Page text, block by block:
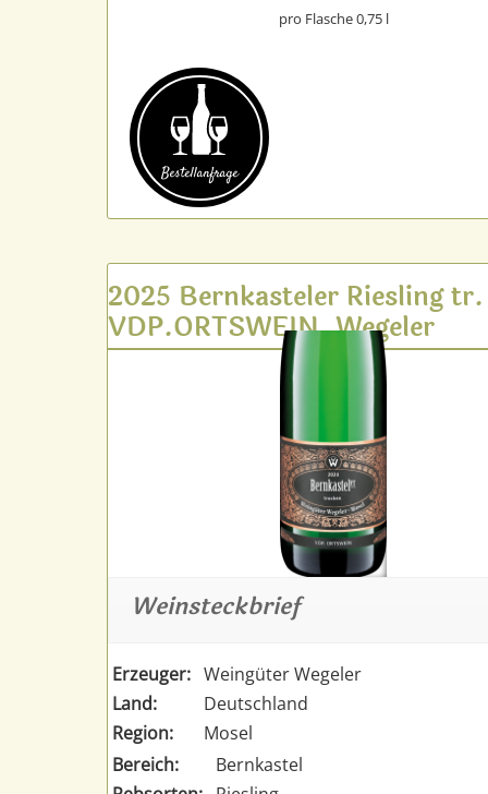
pro Flasche 0,75 l
Bestell­anfrage
2025 Bernkasteler Riesling tr.
VDP.ORTSWEIN, Wegeler
Weinsteckbrief
Erzeuger: Weingüter Wegeler
Land:
Deutschland
Region:
Mosel
Bereich:
Bernkastel